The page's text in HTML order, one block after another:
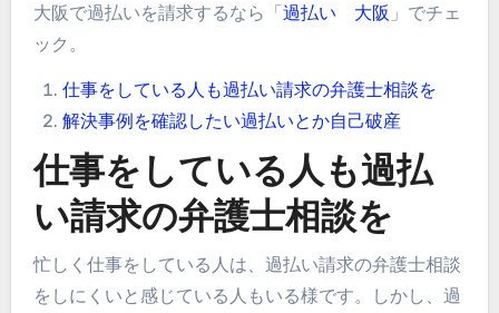
大阪で過払いを請求するなら「過払い 大阪 」でチェ
ック。
仕事をしている人も過払い請求の弁護士相談を
解決事例を確認したい過払いとか自己破産
仕事をしている人も過払
い請求の弁護士相談を
忙しく仕事をしている人は、過払い請求の弁護士相談
をしにくいと感じている人もいる様です。しかし、過